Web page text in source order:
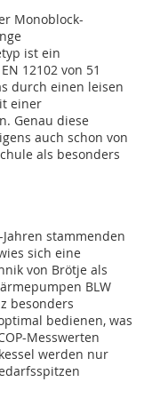
Monoblock-
ist ein
12102 von 51
durch einen leisen
einer
Genau diese
auch schon von
als besonders
stammenden
sich eine
von Brötje als
BLW
besonders
bedienen, was
Messwerten
werden nur